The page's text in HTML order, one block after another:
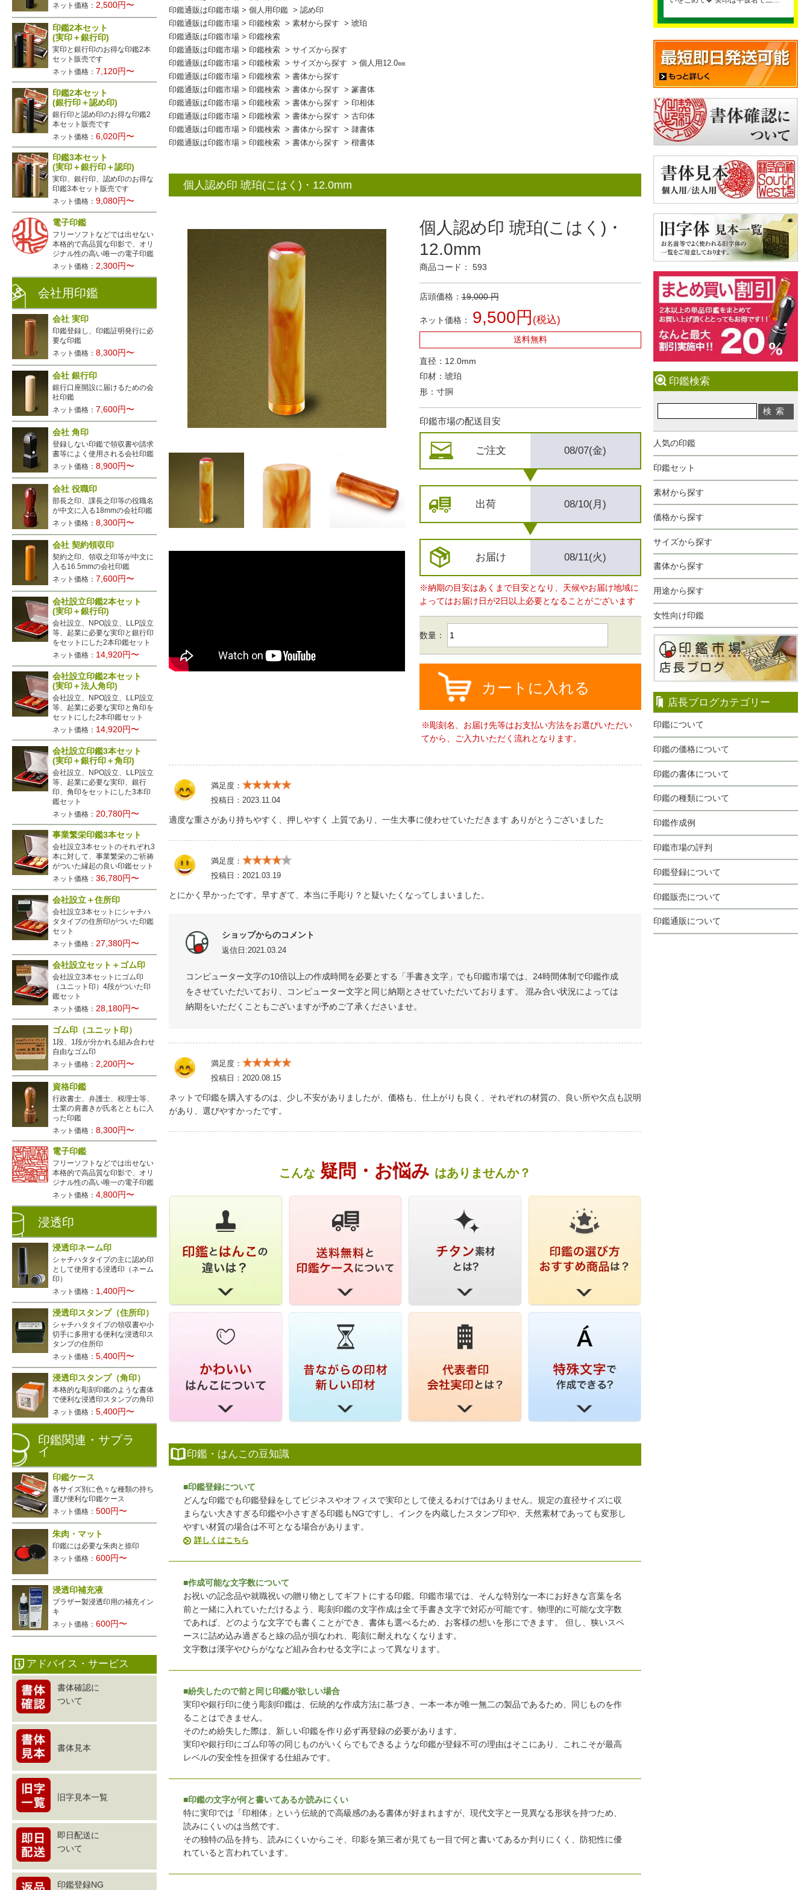
印鑑検索
人気の印鑑
印鑑セット
素材から探す
価格から探す
サイズから探す
書体から探す
用途から探す
女性向け印鑑
店長ブログカテゴリー
印鑑について
印鑑の価格について
印鑑の書体について
印鑑の種類について
印鑑作成例
印鑑市場の評判
印鑑登録について
印鑑販売について
印鑑通販について
印鑑通販は印鑑市場 > 個人用印鑑 > 認め印
印鑑通販は印鑑市場 > 印鑑検索 > 素材から探す > 琥珀
印鑑通販は印鑑市場 > 印鑑検索
印鑑通販は印鑑市場 > 印鑑検索 > サイズから探す
印鑑通販は印鑑市場 > 印鑑検索 > サイズから探す > 個人用12.0㎜
印鑑通販は印鑑市場 > 印鑑検索 > 書体から探す
印鑑通販は印鑑市場 > 印鑑検索 > 書体から探す > 篆書体
印鑑通販は印鑑市場 > 印鑑検索 > 書体から探す > 印相体
印鑑通販は印鑑市場 > 印鑑検索 > 書体から探す > 古印体
印鑑通販は印鑑市場 > 印鑑検索 > 書体から探す > 隷書体
印鑑通販は印鑑市場 > 印鑑検索 > 書体から探す > 楷書体
個人認め印 琥珀(こはく)・12.0mm
個人認め印 琥珀(こはく)・
12.0mm
商品コード： 593
店頭価格：19,000 円
ネット価格： 9,500円 (税込)
送料無料
直径：12.0mm
印材：琥珀
形：寸胴
印鑑市場の配送目安
ご注文 08/07(金)
出荷 08/10(月)
お届け 08/11(火)
※納期の目安はあくまで目安となり、天候やお届け地域に
よってはお届け日が2日以上必要となることがございます
数量：
カートに入れる
※彫刻名、お届け先等はお支払い方法をお選びいただい
てから、ご入力いただく流れとなります。
満足度：
投稿日： 2023.11.04
適度な重さがあり持ちやすく、押しやすく 上質であり、一生大事に使わせていただきます ありがとうございました
満足度：
投稿日： 2021.03.19
とにかく早かったです。早すぎて、本当に手彫り？と疑いたくなってしまいました。
ショップからのコメント
返信日:2021.03.24
コンピューター文字の10倍以上の作成時間を必要とする「手書き文字」でも印鑑市場では、24時間体制で印鑑作成
をさせていただいており、コンピューター文字と同じ納期とさせていただいております。 混み合い状況によっては
納期をいただくこともございますが予めご了承くださいませ。
満足度：
投稿日： 2020.08.15
ネットで印鑑を購入するのは、少し不安がありましたが、価格も、仕上がりも良く、それぞれの材質の、良い所や欠点も説明
があり、選びやすかったです。
こんな 疑問・お悩み はありませんか？
印鑑・はんこの豆知識
■印鑑登録について
どんな印鑑でも印鑑登録をしてビジネスやオフィスで実印として使えるわけではありません。規定の直径サイズに収
まらない大きすぎる印鑑や小さすぎる印鑑もNGですし、インクを内蔵したスタンプ印や、天然素材であっても変形し
やすい材質の場合は不可となる場合があります。
詳しくはこちら
■作成可能な文字数について
お祝いの記念品や就職祝いの贈り物としてギフトにする印鑑。印鑑市場では、そんな特別な一本にお好きな言葉を名
前と一緒に入れていただけるよう、彫刻印鑑の文字作成は全て手書き文字で対応が可能です。物理的に可能な文字数
であれば、どのような文字でも書くことができ、書体も選べるため、お客様の想いを形にできます。 但し、狭いスペ
ースに詰め込み過ぎると線の品が損なわれ、彫刻に耐えれなくなります。
文字数は漢字やひらがななど組み合わせる文字によって異なります。
■紛失したので前と同じ印鑑が欲しい場合
実印や銀行印に使う彫刻印鑑は、伝統的な作成方法に基づき、一本一本が唯一無二の製品であるため、同じものを作
ることはできません。
そのため紛失した際は、新しい印鑑を作り必ず再登録の必要があります。
実印や銀行印にゴム印等の同じものがいくらでもできるような印鑑が登録不可の理由はそこにあり、これこそが最高
レベルの安全性を担保する仕組みです。
■印鑑の文字が何と書いてあるか読みにくい
特に実印では「印相体」という伝統的で高級感のある書体が好まれますが、現代文字と一見異なる形状を持つため、
読みにくいのは当然です。
その独特の品を持ち、読みにくいからこそ、印影を第三者が見ても一目で何と書いてあるか判りにくく、防犯性に優
れていると言われています。
ネット価格：2,500円〜
印鑑2本セット
(実印＋銀行印)
実印と銀行印のお得な印鑑2本
セット販売です
ネット価格： 7,120円〜
印鑑2本セット
(銀行印＋認め印)
銀行印と認め印のお得な印鑑2
本セット販売です
ネット価格：6,020円〜
印鑑3本セット
(実印＋銀行印＋認印)
実印、銀行印、認め印のお得な
印鑑3本セット販売です
ネット価格：9,080円〜
電子印鑑
フリーソフトなどでは出せない
本格的で高品質な印影で、オリ
ジナル性の高い唯一の電子印鑑
ネット価格：2,300円〜
会社用印鑑
会社 実印
印鑑登録し、印鑑証明発行に必
要な印鑑
ネット価格：8,300円〜
会社 銀行印
銀行口座開設に届けるための会
社印鑑
ネット価格： 7,600円〜
会社 角印
登録しない印鑑で領収書や請求
書等によく使用される会社印鑑
ネット価格：8,900円〜
会社 役職印
部長之印、課長之印等の役職名
が中文に入る18mmの会社印鑑
ネット価格：8,300円〜
会社 契約領収印
契約之印、領収之印等が中文に
入る16.5mmの会社印鑑
ネット価格： 7,600円〜
会社設立印鑑2本セット
(実印＋銀行印)
会社設立、NPO設立、LLP設立
等、起業に必要な実印と銀行印
をセットにした2本印鑑セット
ネット価格： 14,920円〜
会社設立印鑑2本セット
(実印＋法人角印)
会社設立、NPO設立、LLP設立
等、起業に必要な実印と角印を
セットにした2本印鑑セット
ネット価格： 14,920円〜
会社設立印鑑3本セット
(実印＋銀行印＋角印)
会社設立、NPO設立、LLP設立
等、起業に必要な実印、銀行
印、角印をセットにした3本印
鑑セット
ネット価格： 20,780円〜
事業繁栄印鑑3本セット
会社設立3本セットのそれぞれ3
本に対して、事業繁栄のご祈祷
がついた縁起の良い印鑑セット
ネット価格：36,780円〜
会社設立＋住所印
会社設立3本セットにシャチハ
タタイプの住所印がついた印鑑
セット
ネット価格：27,380円〜
会社設立セット＋ゴム印
会社設立3本セットにゴム印
（ユニット印）4段がついた印
鑑セット
ネット価格：28,180円〜
ゴム印（ユニット印）
1段、1段が分かれる組み合わせ
自由なゴム印
ネット価格：2,200円〜
資格印鑑
行政書士、弁護士、税理士等、
士業の肩書きが氏名とともに入
った印鑑
ネット価格：8,300円〜
電子印鑑
フリーソフトなどでは出せない
本格的で高品質な印影で、オリ
ジナル性の高い唯一の電子印鑑
ネット価格：4,800円〜
浸透印
浸透印ネーム印
シャチハタタイプの主に認め印
として使用する浸透印（ネーム
印）
ネット価格： 1,400円〜
浸透印スタンプ（住所印）
シャチハタタイプの領収書や小
切手に多用する便利な浸透印ス
タンプの住所印
ネット価格：5,400円〜
浸透印スタンプ（角印）
本格的な彫刻印鑑のような書体
で便利な浸透印スタンプの角印
ネット価格：5,400円〜
印鑑関連・サプラ
イ
印鑑ケース
各サイズ別に色々な種類の持ち
運び便利な印鑑ケース
ネット価格：500円〜
朱肉・マット
印鑑には必要な朱肉と捺印
ネット価格：600円〜
浸透印補充液
ブラザー製浸透印用の補充イン
キ
ネット価格：600円〜
アドバイス・サービス
書体確認に
ついて
書体見本
旧字見本一覧
即日配送に
ついて
印鑑登録NG